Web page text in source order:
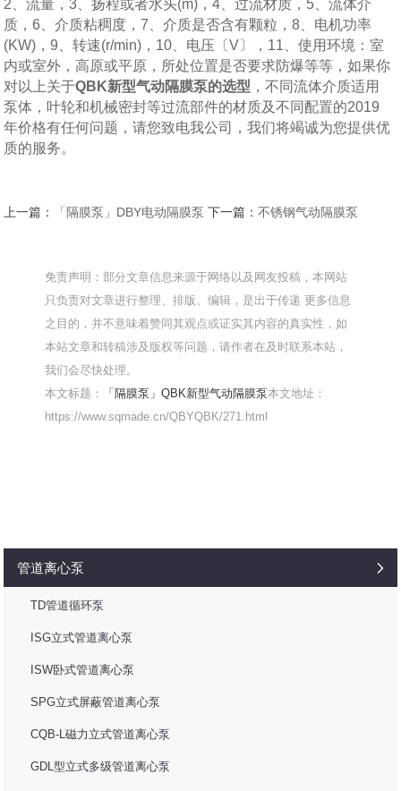
2、流量，3、扬程或者水头(m)，4、过流材质，5、流体介
质，6、介质粘稠度，7、介质是否含有颗粒，8、电机功率
(KW)，9、转速(r/min)，10、电压〔V〕，11、使用环境：室
内或室外，高原或平原，所处位置是否要求防爆等等，如果你
对以上关于QBK新型气动隔膜泵的选型 ，不同流体介质适用
泵体，叶轮和机械密封等过流部件的材质及不同配置的2019
年价格有任何问题，请您致电我公司，我们将竭诚为您提供优
质的服务。
上一篇： 「隔膜泵」DBY电动隔膜泵 下一篇：不锈钢气动隔膜泵
免责声明：部分文章信息来源于网络以及网友投稿，本网站
只负责对文章进行整理、排版、编辑，是出于传递 更多信息
之目的，并不意味着赞同其观点或证实其内容的真实性，如
本站文章和转稿涉及版权等问题，请作者在及时联系本站，
我们会尽快处理。
本文标题：
「隔膜泵」QBK新型气动隔膜泵本文地址：
https://www.sqmade.cn/QBYQBK/271.html
管道离心泵
TD管道循环泵
ISG立式管道离心泵
ISW卧式管道离心泵
SPG立式屏蔽管道离心泵
CQB-L磁力立式管道离心泵
GDL型立式多级管道离心泵